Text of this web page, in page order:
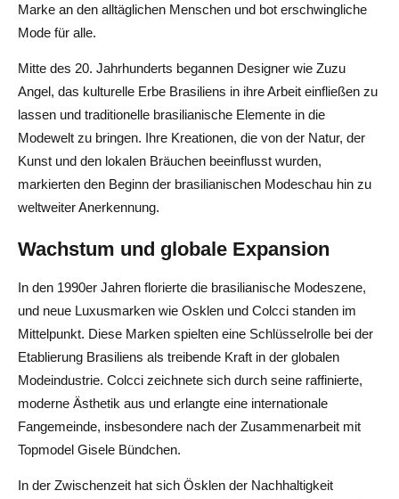
Marke an den alltäglichen Menschen und bot erschwingliche
Mode für alle.
Mitte des 20. Jahrhunderts begannen Designer wie Zuzu
Angel, das kulturelle Erbe Brasiliens in ihre Arbeit einfließen zu
lassen und traditionelle brasilianische Elemente in die
Modewelt zu bringen. Ihre Kreationen, die von der Natur, der
Kunst und den lokalen Bräuchen beeinflusst wurden,
markierten den Beginn der brasilianischen Modeschau hin zu
weltweiter Anerkennung.
Wachstum und globale Expansion
In den 1990er Jahren florierte die brasilianische Modeszene,
und neue Luxusmarken wie Osklen und Colcci standen im
Mittelpunkt. Diese Marken spielten eine Schlüsselrolle bei der
Etablierung Brasiliens als treibende Kraft in der globalen
Modeindustrie. Colcci zeichnete sich durch seine raffinierte,
moderne Ästhetik aus und erlangte eine internationale
Fangemeinde, insbesondere nach der Zusammenarbeit mit
Topmodel Gisele Bündchen.
In der Zwischenzeit hat sich Ösklen der Nachhaltigkeit